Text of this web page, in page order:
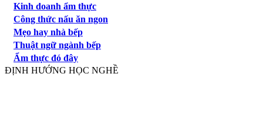
Kinh doanh ẩm thực
Công thức nấu ăn ngon
Mẹo hay nhà bếp
Thuật ngữ ngành bếp
Ẩm thực đó đây
ĐỊNH HƯỚNG HỌC NGHỀ